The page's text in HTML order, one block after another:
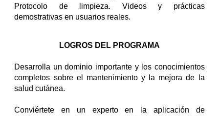
Protocolo de limpieza. Videos y prácticas
demostrativas en usuarios reales.
LOGROS DEL PROGRAMA
Desarrolla un dominio importante y los conocimientos
completos sobre el mantenimiento y la mejora de la
salud cutánea.
Conviértete en un experto en la aplicación de